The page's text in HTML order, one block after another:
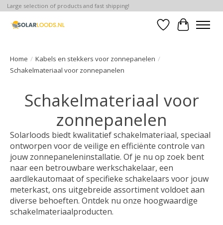
Large selection of products and fast shipping!
Verlanglijst
Home / Kabels en stekkers voor zonnepanelen /
Schakelmateriaal voor zonnepanelen
Schakelmateriaal voor
zonnepanelen
Solarloods biedt kwalitatief schakelmateriaal, speciaal
ontworpen voor de veilige en efficiënte controle van
jouw zonnepaneleninstallatie. Of je nu op zoek bent
naar een betrouwbare werkschakelaar, een
aardlekautomaat of specifieke schakelaars voor jouw
meterkast, ons uitgebreide assortiment voldoet aan
diverse behoeften. Ontdek nu onze hoogwaardige
schakelmateriaalproducten.